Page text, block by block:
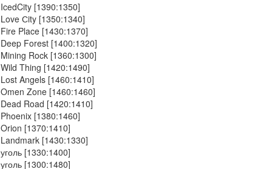
IcedCity [1390:1350]
Love Сity [1350:1340]
Fire Place [1430:1370]
Deep Forest [1400:1320]
Mining Rock [1360:1300]
Wild Thing [1420:1490]
Lost Angels [1460:1410]
Omen Zone [1460:1460]
Dead Road [1420:1410]
Phoenix [1380:1460]
Orion [1370:1410]
Landmark [1430:1330]
уголь [1330:1400]
уголь [1300:1480]